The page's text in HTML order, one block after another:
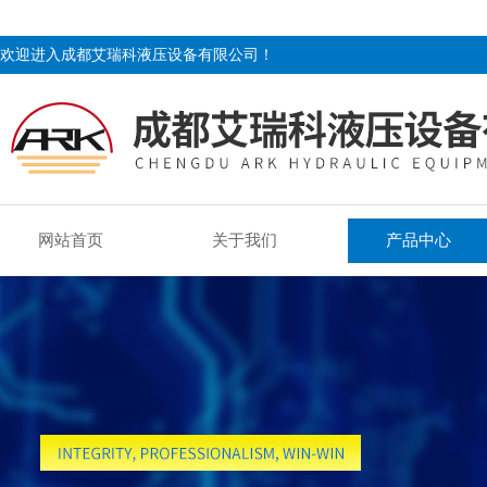
欢迎进入成都艾瑞科液压设备有限公司！
网站首页 关于我们 产品中心